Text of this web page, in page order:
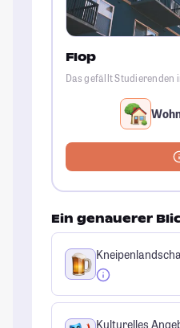
Flop
Das gefällt Studierenden
Ein genauerer
Kulturelles